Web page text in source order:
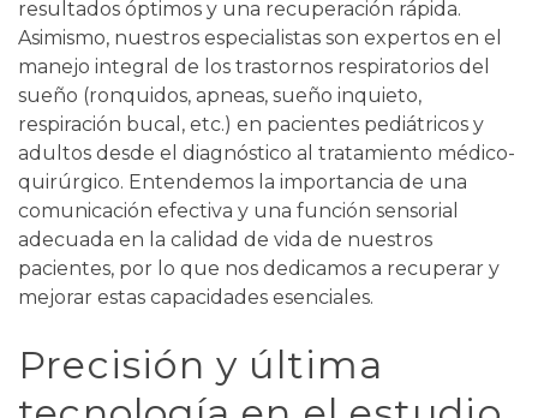
resultados óptimos y una recuperación rápida.
Asimismo, nuestros especialistas son expertos en el
manejo integral de los trastornos respiratorios del
sueño (ronquidos, apneas, sueño inquieto,
respiración bucal, etc.) en pacientes pediátricos y
adultos desde el diagnóstico al tratamiento médico-
quirúrgico. Entendemos la importancia de una
comunicación efectiva y una función sensorial
adecuada en la calidad de vida de nuestros
pacientes, por lo que nos dedicamos a recuperar y
mejorar estas capacidades esenciales.
Precisión y última